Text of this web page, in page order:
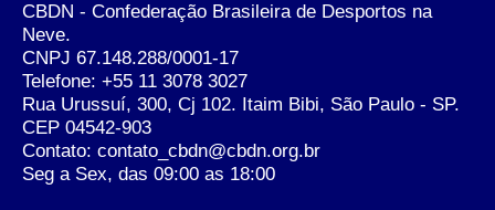
CBDN - Confederação Brasileira de Desportos na
Neve.
CNPJ 67.148.288/0001-17
Telefone: +55 11 3078 3027
Rua Urussuí, 300, Cj 102. Itaim Bibi, São Paulo - SP.
CEP 04542-903
Contato: contato_cbdn@cbdn.org.br
Seg a Sex, das 09:00 as 18:00